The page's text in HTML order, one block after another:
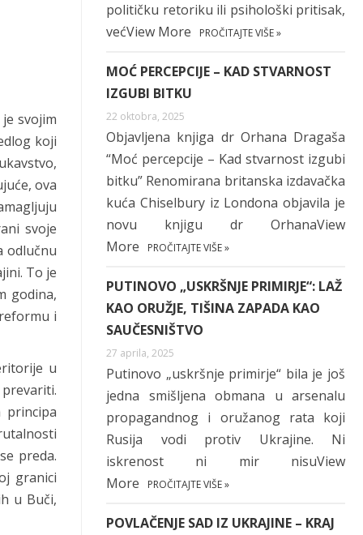
svojim
koji
ova
svoje
odlučnu
To je
godina,
i
u
principa
preda.
granici
u Buči,
političku retoriku ili psihološki pritisak,
većView More
PROČITAJTE VIŠE »
MOĆ PERCEPCIJE – KAD STVARNOST
IZGUBI BITKU
22 oktobra, 2025
Objavljena knjiga dr Orhana Dragaša
“Moć percepcije – Kad stvarnost izgubi
bitku” Renomirana britanska izdavačka
kuća Chiselbury iz Londona objavila je
novu knjigu dr OrhanaView
More
PROČITAJTE VIŠE »
PUTINOVO „USKRŠNJE PRIMIRJE“: LAŽ
KAO ORUŽJE, TIŠINA ZAPADA KAO
SAUČESNIŠTVO
27 aprila, 2025
Putinovo „uskršnje primirje“ bila je još
jedna smišljena obmana u arsenalu
propagandnog i oružanog rata koji
Rusija vodi protiv Ukrajine. Ni
iskrenost ni mir nisuView
More
PROČITAJTE VIŠE »
POVLAČENJE SAD IZ UKRAJINE – KRAJ